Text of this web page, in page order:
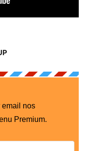
email nos
Premium.